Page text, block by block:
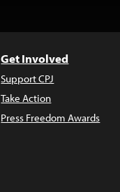
Get Involved
Support CPJ
Take Action
Press Freedom Awards